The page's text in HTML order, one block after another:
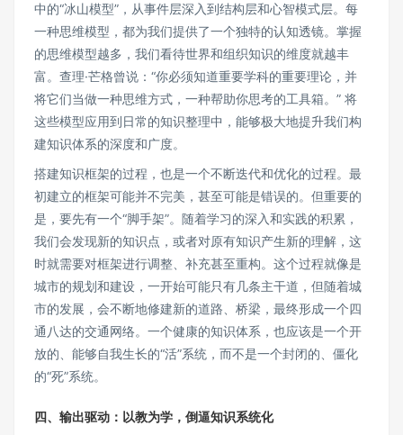
中的“冰山模型”，从事件层深入到结构层和心智模式层。每
一种思维模型，都为我们提供了一个独特的认知透镜。掌握
的思维模型越多，我们看待世界和组织知识的维度就越丰
富。查理·芒格曾说：“你必须知道重要学科的重要理论，并
将它们当做一种思维方式，一种帮助你思考的工具箱。” 将
这些模型应用到日常的知识整理中，能够极大地提升我们构
建知识体系的深度和广度。
搭建知识框架的过程，也是一个不断迭代和优化的过程。最
初建立的框架可能并不完美，甚至可能是错误的。但重要的
是，要先有一个“脚手架”。随着学习的深入和实践的积累，
我们会发现新的知识点，或者对原有知识产生新的理解，这
时就需要对框架进行调整、补充甚至重构。这个过程就像是
城市的规划和建设，一开始可能只有几条主干道，但随着城
市的发展，会不断地修建新的道路、桥梁，最终形成一个四
通八达的交通网络。一个健康的知识体系，也应该是一个开
放的、能够自我生长的“活”系统，而不是一个封闭的、僵化
的“死”系统。
四、输出驱动：以教为学，倒逼知识系统化